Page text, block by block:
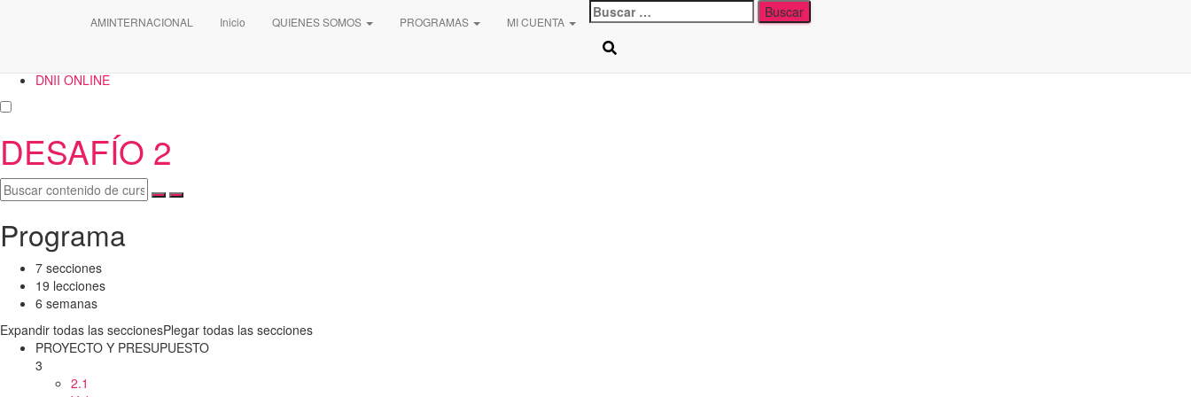
AMINTERNACIONAL Inicio QUIENES SOMOS PROGRAMAS MI CUENTA
Buscar:
DNII ONLINE
DESAFÍO 2
Programa
7 secciones
19 lecciones
6 semanas
Expandir todas las seccionesPlegar todas las secciones
PROYECTO Y PRESUPUESTO
3
2.1